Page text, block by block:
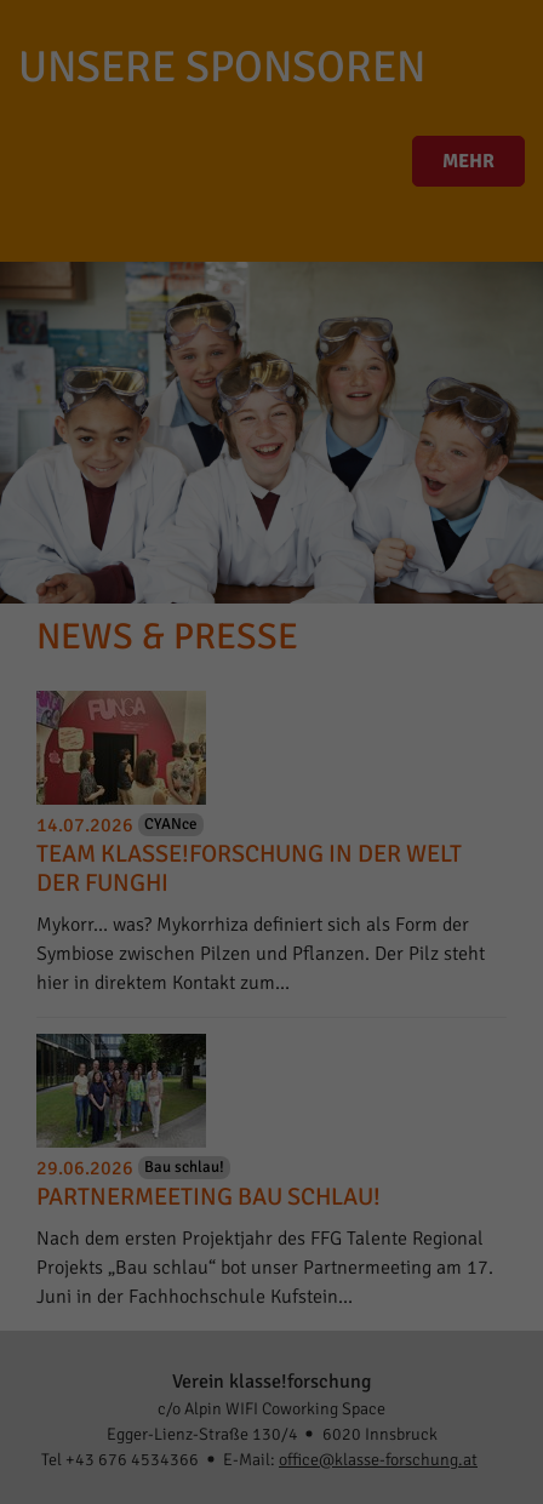
UNSERE SPONSOREN
MEHR
NEWS & PRESSE
14.07.2026 CYANce
TEAM KLASSE!FORSCHUNG IN DER WELT
DER FUNGHI
Mykorr… was? Mykorrhiza definiert sich als Form der
Symbiose zwischen Pilzen und Pflanzen. Der Pilz steht
hier in direktem Kontakt zum…
29.06.2026 Bau schlau!
PARTNERMEETING BAU SCHLAU!
Nach dem ersten Projektjahr des FFG Talente Regional
Projekts „Bau schlau“ bot unser Partnermeeting am 17.
Juni in der Fachhochschule Kufstein…
Verein klasse!forschung
c/o Alpin WIFI Coworking Space
Egger-Lienz-Straße 130/4
6020 Innsbruck
Tel +43 676 4534366
E-Mail: office@klasse-forschung.at